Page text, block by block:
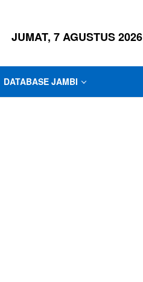
JUMAT, 7 AGUSTUS 2026
DATABASE JAMBI